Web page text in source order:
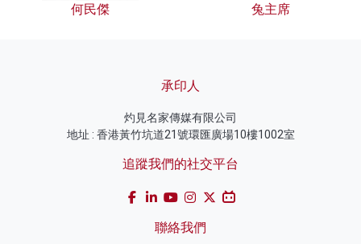
何民傑 兔主席
承印人
灼見名家傳媒有限公司
地址 : 香港黃竹坑道21號環匯廣場10樓1002室
追蹤我們的社交平台
聯絡我們